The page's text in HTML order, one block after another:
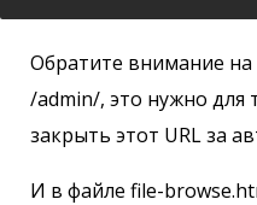
Обратите внимание на
/admin/, это нужно для
закрыть этот URL за
И в файле file-